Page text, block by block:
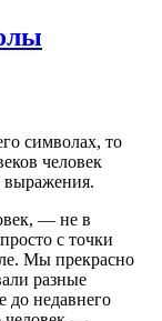
символах, то
человек
выражения.
— не в
с точки
Мы прекрасно
разные
до недавнего